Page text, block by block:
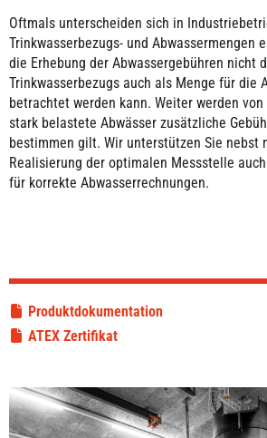
Oftmals unterscheiden sich in
Trinkwasserbezugs- und Abwassermengen
die Erhebung der Abwassergebühren nicht
Trinkwasserbezugs auch als Menge für die
betrachtet werden kann. Weiter werden
stark belastete Abwässer zusätzliche
bestimmen gilt. Wir unterstützen Sie nebst
Realisierung der optimalen Messstelle
für korrekte Abwasserrechnungen.
Produktdokumentation
ATEX Zertifikat